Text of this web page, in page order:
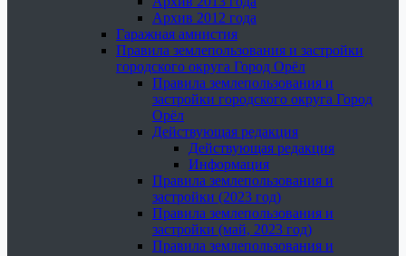
Архив 2012 года
Гаражная амнистия
Правила землепользования и застройки
городского округа Город Орёл
Правила землепользования и
застройки городского округа Город
Орёл
Действующая редакция
Действующая редакция
Информация
Правила землепользования и
застройки (2023 год)
Правила землепользования и
застройки (май, 2023 год)
Правила землепользования и